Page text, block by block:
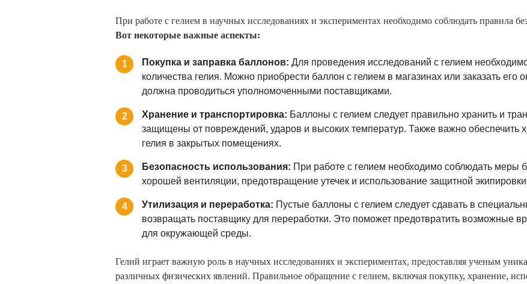
При работе с гелием в научных исследованиях и экспериментах необходимо соблюдать правила
Вот некоторые важные аспекты:
1 Покупка и заправка баллонов: Для проведения исследований с гелием
количества гелия. Можно приобрести баллон с гелием в магазинах или заказать его
должна проводиться уполномоченными поставщиками.
2 Хранение и транспортировка: Баллоны с гелием следует правильно хранить и
защищены от повреждений, ударов и высоких температур. Также важно обеспечить
гелия в закрытых помещениях.
3 Безопасность использования: При работе с гелием необходимо соблюдать меры
хорошей вентиляции, предотвращение утечек и использование защитной
4 Утилизация и переработка: Пустые баллоны с гелием следует сдавать в
возвращать поставщику для переработки. Это поможет предотвратить возможные
для окружающей среды.
Гелий играет важную роль в научных исследованиях и экспериментах, предоставляя ученым
различных физических явлений. Правильное обращение с гелием, включая покупку, хранение,